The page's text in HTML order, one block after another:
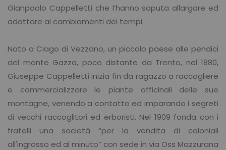
Gianpaolo Cappelletti che l’hanno saputa allargare ed
adattare ai cambiamenti dei tempi.
Nato a Ciago di Vezzano, un piccolo paese alle pendici
del monte Gazza, poco distante da Trento, nel 1880,
Giuseppe Cappelletti inizia fin da ragazzo a raccogliere
e commercializzare le piante officinali delle sue
montagne, venendo a contatto ed imparando i segreti
di vecchi raccoglitori ed erboristi. Nel 1909 fonda con i
fratelli una società “per la vendita di coloniali
all'ingrosso ed al minuto” con sede in via Oss Mazzurana